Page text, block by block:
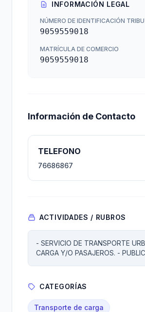
INFORMACIÓN LEGAL
NÚMERO DE IDENTIFICACIÓN
9059559018
MATRÍCULA DE COMERCIO
9059559018
Información de Contacto
TELEFONO
76686867
ACTIVIDADES / RUBROS
- SERVICIO DE TRANSPORTE
CARGA Y/O PASAJEROS. -
CATEGORÍAS
Transporte de carga